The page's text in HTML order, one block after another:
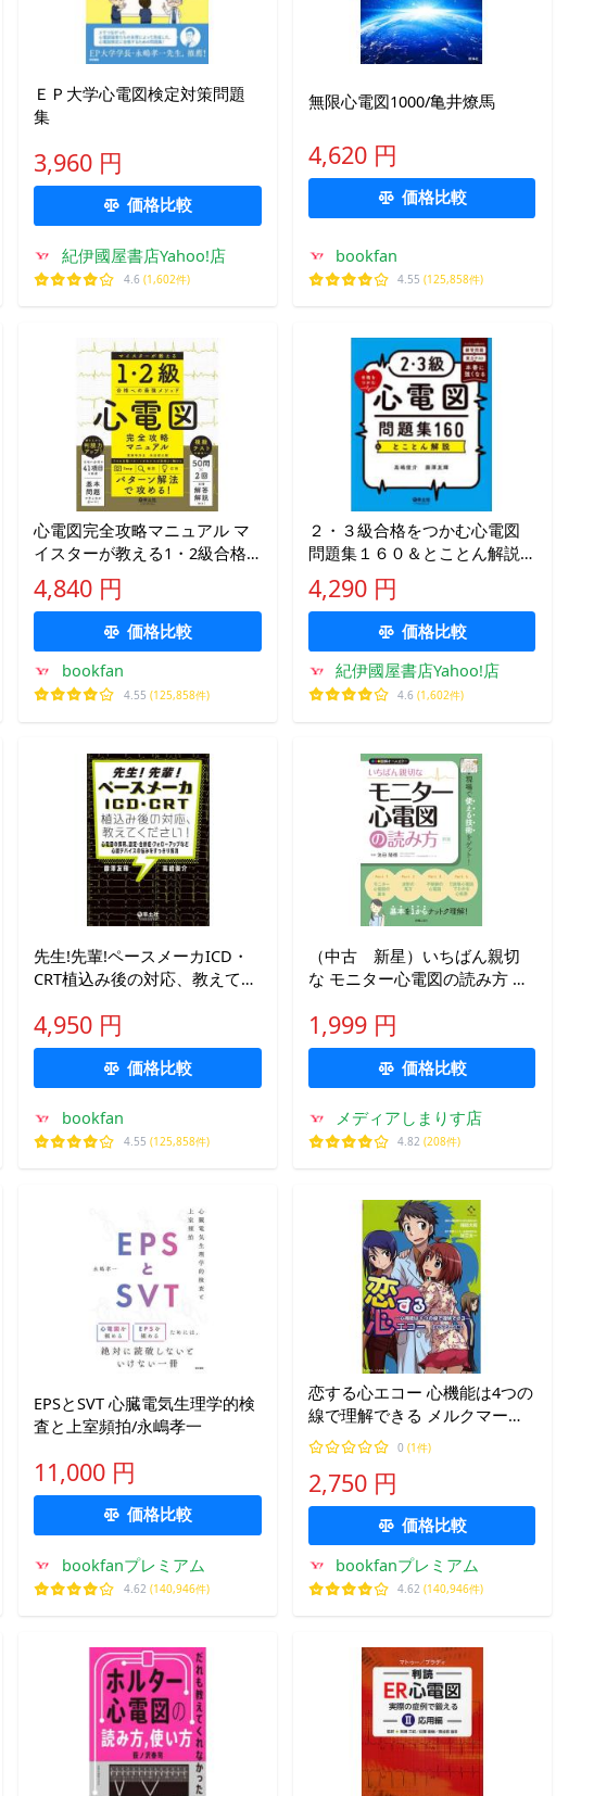
ＥＰ大学心電図検定対策問題
集
3,960 円
価格比較
紀伊國屋書店Yahoo!店
4.6 (1,602件)
無限心電図1000/亀井燎馬
4,620 円
価格比較
bookfan
4.55 (125,858件)
心電図完全攻略マニュアル マ
イスターが教える1・2級合格
への最強メソッド/萬納寺洋士/
矢加部大輔
4,840 円
価格比較
bookfan
4.55 (125,858件)
２・３級合格をつかむ心電図
問題集１６０＆とことん解説
―ランダムに出題される練習
問題と実力テストで本番に強
くなる
4,290 円
価格比較
紀伊國屋書店Yahoo!店
4.6 (1,602件)
先生!先輩!ペースメーカICD・
CRT植込み後の対応、教えてく
合併症・フォローアップなど
心臓デバイスの悩みをすっき
4,950 円
価格比較
bookfan
4.55 (125,858件)
（中古 新星）いちばん親切
な モニター心電図の読み方 新
1,999 円
価格比較
メディアしまりす店
4.82 (208件)
EPSとSVT 心臓電気生理学的検
査と上室頻拍/永嶋孝一
11,000 円
価格比較
bookfanプレミアム
4.62 (140,946件)
恋する心エコー 心機能は4つの
線で理解できる メルクマール
編/福田大和/足立太一
0 (1件)
2,750 円
価格比較
bookfanプレミアム
4.62 (140,946件)